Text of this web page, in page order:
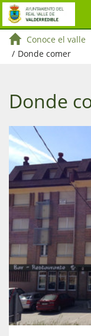
Conoce el valle
/ Donde comer
Donde